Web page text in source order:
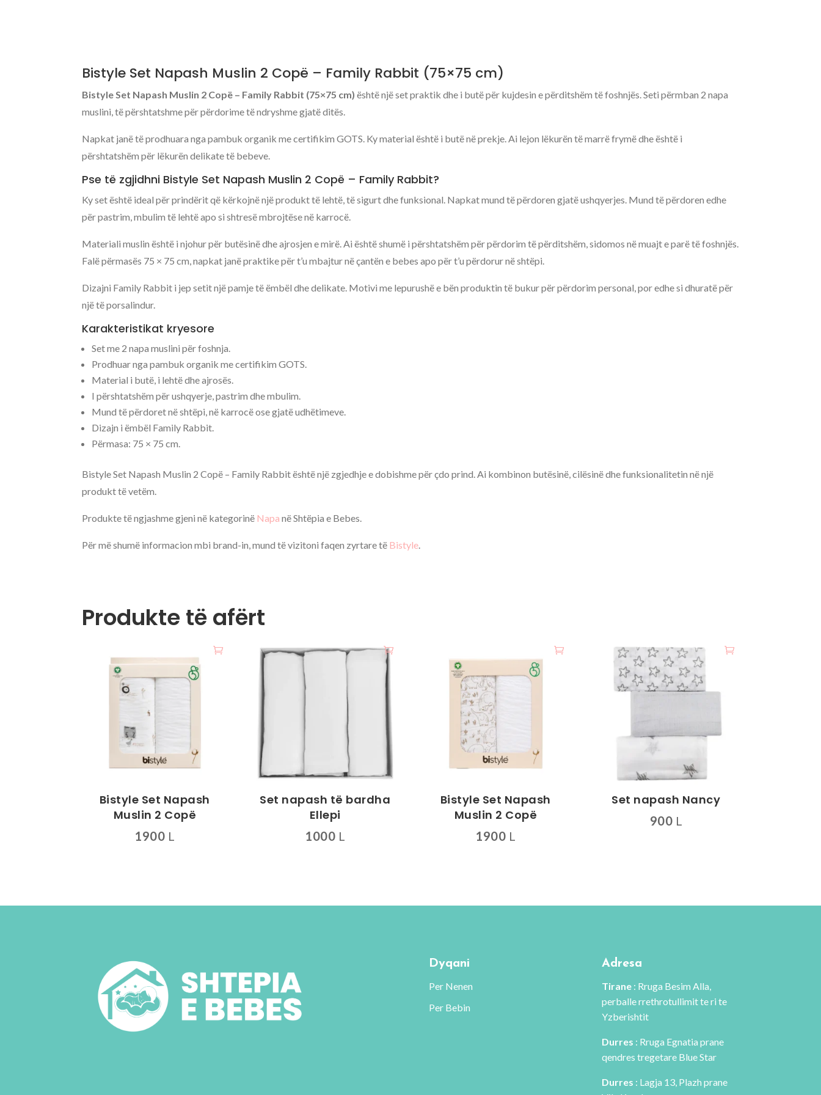
Bistyle Set Napash Muslin 2 Copë – Family Rabbit (75×75 cm)
Bistyle Set Napash Muslin 2 Copë – Family Rabbit (75×75 cm) është një set praktik dhe i butë për kujdesin e përditshëm të foshnjës. Seti përmban 2 napa
muslini, të përshtatshme për përdorime të ndryshme gjatë ditës.
Napkat janë të prodhuara nga pambuk organik me certifikim GOTS. Ky material është i butë në prekje. Ai lejon lëkurën të marrë frymë dhe është i
përshtatshëm për lëkurën delikate të bebeve.
Pse të zgjidhni Bistyle Set Napash Muslin 2 Copë – Family Rabbit?
Ky set është ideal për prindërit që kërkojnë një produkt të lehtë, të sigurt dhe funksional. Napkat mund të përdoren gjatë ushqyerjes. Mund të përdoren edhe
për pastrim, mbulim të lehtë apo si shtresë mbrojtëse në karrocë.
Materiali muslin është i njohur për butësinë dhe ajrosjen e mirë. Ai është shumë i përshtatshëm për përdorim të përditshëm, sidomos në muajt e parë të foshnjës.
Falë përmasës 75 × 75 cm, napkat janë praktike për t’u mbajtur në çantën e bebes apo për t’u përdorur në shtëpi.
Dizajni Family Rabbit i jep setit një pamje të ëmbël dhe delikate. Motivi me lepurushë e bën produktin të bukur për përdorim personal, por edhe si dhuratë për
një të porsalindur.
Karakteristikat kryesore
Set me 2 napa muslini për foshnja.
Prodhuar nga pambuk organik me certifikim GOTS.
Material i butë, i lehtë dhe ajrosës.
I përshtatshëm për ushqyerje, pastrim dhe mbulim.
Mund të përdoret në shtëpi, në karrocë ose gjatë udhëtimeve.
Dizajn i ëmbël Family Rabbit.
Përmasa: 75 × 75 cm.
Bistyle Set Napash Muslin 2 Copë – Family Rabbit është një zgjedhje e dobishme për çdo prind. Ai kombinon butësinë, cilësinë dhe funksionalitetin në një
produkt të vetëm.
Produkte të ngjashme gjeni në kategorinë Napa në Shtëpia e Bebes.
Për më shumë informacion mbi brand-in, mund të vizitoni faqen zyrtare të Bistyle
Produkte të afërt
Bistyle Set Napash
Muslin 2 Copë
1900 L
Set napash të bardha
Ellepi
1000 L
Bistyle Set Napash
Muslin 2 Copë
1900 L
Set napash Nancy
900 L
Dyqani
Per Nenen
Per Bebin
Adresa
Tirane : Rruga Besim Alla,
perballe rrethrotullimit te ri te
Yzberishtit
Durres : Rruga Egnatia prane
qendres tregetare Blue Star
Durres : Lagja 13, Plazh prane